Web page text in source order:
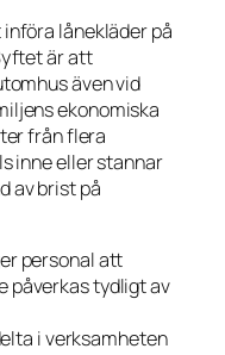
lånekläder på
är att
även vid
ekonomiska
från flera
inne eller stannar
av brist på
personal att
påverkas tydligt av
i verksamheten